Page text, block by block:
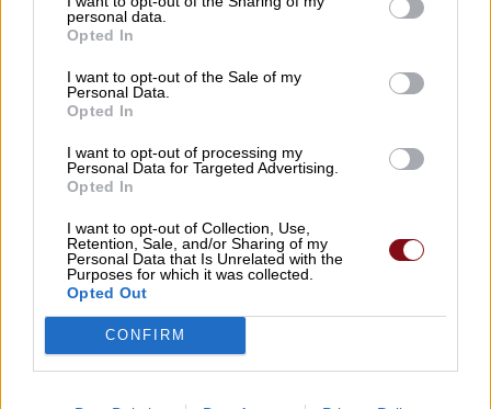
personal data.
Opted In
I want to opt-out of the Sale of my
Personal Data.
Opted In
I want to opt-out of processing my
Personal Data for Targeted Advertising.
Opted In
I want to opt-out of Collection, Use,
Retention, Sale, and/or Sharing of my
Personal Data that Is Unrelated with the
Purposes for which it was collected.
Opted Out
CONFIRM